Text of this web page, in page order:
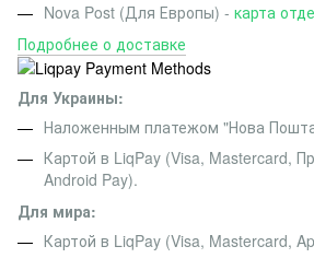
Nova Post (Для Европы) - карта
Подробнее о доставке
Для Украины:
Наложенным платежом "Нова
Картой в LiqPay (Visa, Mastercard,
Android Pay).
Для мира:
Картой в LiqPay (Visa, Mastercard,